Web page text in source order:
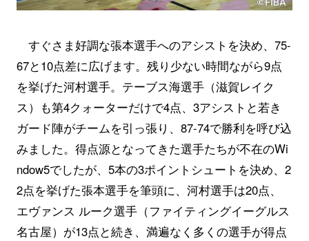
すぐさま好調な張本選手へのアシストを決め、75-
67と10点差に広げます。残り少ない時間ながら9点
を挙げた河村選手。テーブス海選手（滋賀レイク
ス）も第4クォーターだけで4点、3アシストと若き
ガード陣がチームを引っ張り、87-74で勝利を呼び込
みました。得点源となってきた選手たちが不在のWi
ndow5でしたが、5本の3ポイントシュートを決め、2
2点を挙げた張本選手を筆頭に、河村選手は20点、
エヴァンス ルーク選手（ファイティングイーグルス
名古屋）が13点と続き、満遍なく多くの選手が得点